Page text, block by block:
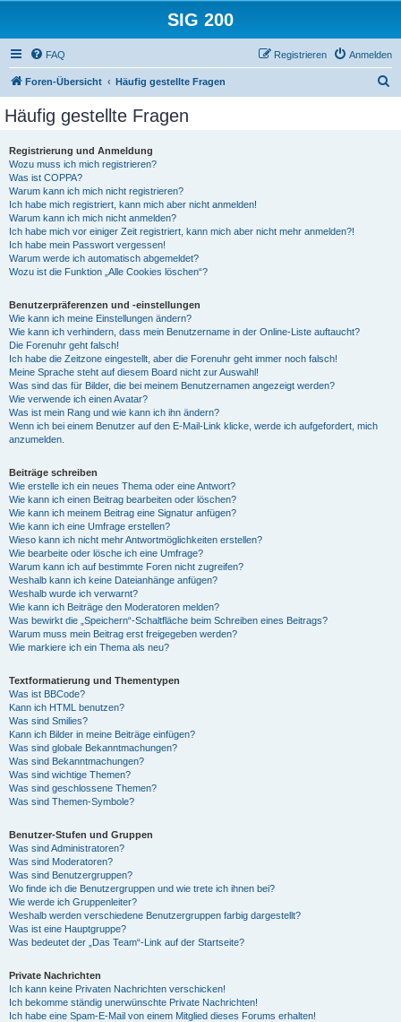
SIG 200
FAQ Anmelden
Registrieren
Foren-Übersicht Häufig gestellte Fragen
Häufig gestellte Fragen
Registrierung und Anmeldung
Wozu muss ich mich registrieren?
Was ist COPPA?
Warum kann ich mich nicht registrieren?
Ich habe mich registriert, kann mich aber nicht anmelden!
Warum kann ich mich nicht anmelden?
Ich habe mich vor einiger Zeit registriert, kann mich aber nicht mehr anmelden?!
Ich habe mein Passwort vergessen!
Warum werde ich automatisch abgemeldet?
Wozu ist die Funktion „Alle Cookies löschen“?
Benutzerpräferenzen und -einstellungen
Wie kann ich meine Einstellungen ändern?
Wie kann ich verhindern, dass mein Benutzername in der Online-Liste auftaucht?
Die Forenuhr geht falsch!
Ich habe die Zeitzone eingestellt, aber die Forenuhr geht immer noch falsch!
Meine Sprache steht auf diesem Board nicht zur Auswahl!
Was sind das für Bilder, die bei meinem Benutzernamen angezeigt werden?
Wie verwende ich einen Avatar?
Was ist mein Rang und wie kann ich ihn ändern?
Wenn ich bei einem Benutzer auf den E-Mail-Link klicke, werde ich aufgefordert, mich
anzumelden.
Beiträge schreiben
Wie erstelle ich ein neues Thema oder eine Antwort?
Wie kann ich einen Beitrag bearbeiten oder löschen?
Wie kann ich meinem Beitrag eine Signatur anfügen?
Wie kann ich eine Umfrage erstellen?
Wieso kann ich nicht mehr Antwortmöglichkeiten erstellen?
Wie bearbeite oder lösche ich eine Umfrage?
Warum kann ich auf bestimmte Foren nicht zugreifen?
Weshalb kann ich keine Dateianhänge anfügen?
Weshalb wurde ich verwarnt?
Wie kann ich Beiträge den Moderatoren melden?
Was bewirkt die „Speichern“-Schaltfläche beim Schreiben eines Beitrags?
Warum muss mein Beitrag erst freigegeben werden?
Wie markiere ich ein Thema als neu?
Textformatierung und Thementypen
Was ist BBCode?
Kann ich HTML benutzen?
Was sind Smilies?
Kann ich Bilder in meine Beiträge einfügen?
Was sind globale Bekanntmachungen?
Was sind Bekanntmachungen?
Was sind wichtige Themen?
Was sind geschlossene Themen?
Was sind Themen-Symbole?
Benutzer-Stufen und Gruppen
Was sind Administratoren?
Was sind Moderatoren?
Was sind Benutzergruppen?
Wo finde ich die Benutzergruppen und wie trete ich ihnen bei?
Wie werde ich Gruppenleiter?
Weshalb werden verschiedene Benutzergruppen farbig dargestellt?
Was ist eine Hauptgruppe?
Was bedeutet der „Das Team“-Link auf der Startseite?
Private Nachrichten
Ich kann keine Privaten Nachrichten verschicken!
Ich bekomme ständig unerwünschte Private Nachrichten!
Ich habe eine Spam-E-Mail von einem Mitglied dieses Forums erhalten!